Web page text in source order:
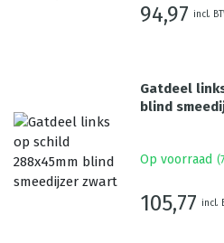
94,97 incl.
Gatdeel
blind
Op voorraad (7
105,77 incl.